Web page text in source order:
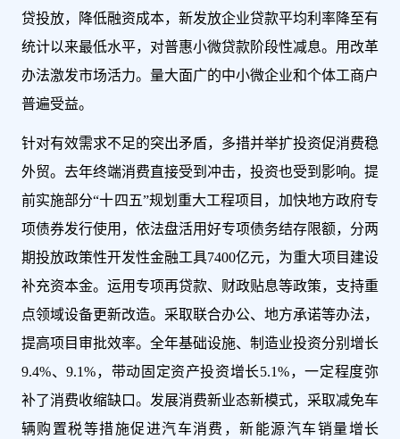
贷投放，降低融资成本，新发放企业贷款平均利率降至有
统计以来最低水平，对普惠小微贷款阶段性减息。用改革
办法激发市场活力。量大面广的中小微企业和个体工商户
普遍受益。
针对有效需求不足的突出矛盾，多措并举扩投资促消费稳
外贸。去年终端消费直接受到冲击，投资也受到影响。提
前实施部分“十四五”规划重大工程项目，加快地方政府专
项债券发行使用，依法盘活用好专项债务结存限额，分两
期投放政策性开发性金融工具7400亿元，为重大项目建设
补充资本金。运用专项再贷款、财政贴息等政策，支持重
点领域设备更新改造。采取联合办公、地方承诺等办法，
提高项目审批效率。全年基础设施、制造业投资分别增长
9.4%、9.1%，带动固定资产投资增长5.1%，一定程度弥
补了消费收缩缺口。发展消费新业态新模式，采取减免车
辆购置税等措施促进汽车消费，新能源汽车销量增长